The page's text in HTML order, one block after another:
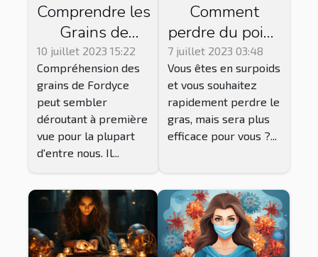
Comprendre les
Grains de
Fordyce:
Causes,
Symptômes et
Options de
Traitement
10 juillet 2023 15:22
Compréhension des
grains de Fordyce
peut sembler
déroutant à première
vue pour la plupart
d'entre nous. Il...
Comment
perdre du poids
rapidement ?
7 juillet 2023 03:48
Vous êtes en surpoids
et vous souhaitez
rapidement perdre le
gras, mais sera plus
efficace pour vous ?...